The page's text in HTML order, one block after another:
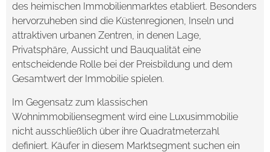
des heimischen Immobilienmarktes etabliert. Besonders
hervorzuheben sind die Küstenregionen, Inseln und
attraktiven urbanen Zentren, in denen Lage,
Privatsphäre, Aussicht und Bauqualität eine
entscheidende Rolle bei der Preisbildung und dem
Gesamtwert der Immobilie spielen.
Im Gegensatz zum klassischen
Wohnimmobiliensegment wird eine Luxusimmobilie
nicht ausschließlich über ihre Quadratmeterzahl
definiert. Käufer in diesem Marktsegment suchen ein